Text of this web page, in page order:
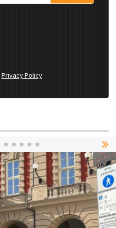
Privacy Policy